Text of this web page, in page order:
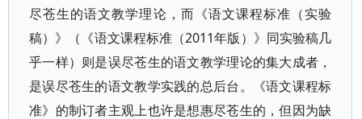
尽苍生的语文教学理论，而《语文课程标准（实验
稿）》（《语文课程标准（2011年版）》同实验稿几
乎一样）则是误尽苍生的语文教学理论的集大成者，
是误尽苍生的语文教学实践的总后台。《语文课程标
准》的制订者主观上也许是想惠尽苍生的，但因为缺